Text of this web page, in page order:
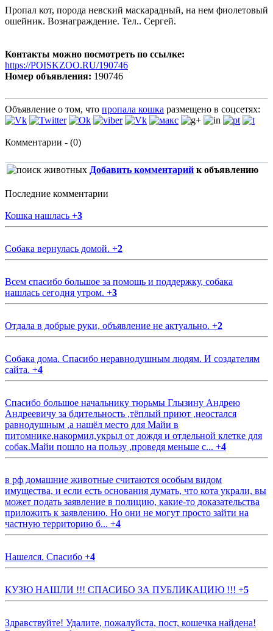
Пропал кот, порода невский маскарадный, на нем фиолетовый
ошейник. Вознаграждение. Тел.. Сергей.
Контакты можно посмотреть по ссылке:
https://POISKZOO.RU/190746
Номер объявления: 190746
Объявление о том, что пропала кошка размещено в соцсетях:
Комментарии - (0)
Добавить комментарий к объявлению
Последние комментарии
Кошка нашлась +3
Собака вернулась домой. +2
Всем спасибо большое за помощь и поддержку, собака
нашлась сегодня утром. +3
Отдала в добрые руки, объявление не актуально. +2
Собака дома. Спасибо неравнодушным людям. И создателям
сайта. +4
Спасибо большое начальнику тюрьмы Глызину Андрею
Андреевичу за бдительность ,тёплый приют ,неостался
равнодушным ,а нашёл место для Майи в
питомнике,накормил,укрыл от дождя и отдельной клетке для
собак.Майи пошло на пользу ,проведя меньше с... +4
в рф домашние животные считаются особым видом
имущества, и если есть основания думать, что кота украли, вы
может подать заявление в полицию, какие-то доказательства
приложить к заявлению. Но они не могут просто зайти на
частную территорию б... +4
Нашелся. Спасибо +4
КУЗЮ НАШЛИ !!! СПАСИБО ЗА ПУБЛИКАЦИЮ !!! +5
Здравствуйте! Удалите, пожалуйста, пост, кошечка найдена!